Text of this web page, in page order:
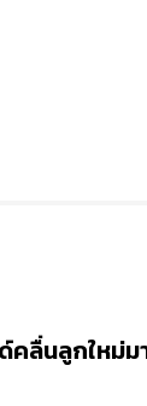
คลื่นลูกใหม่